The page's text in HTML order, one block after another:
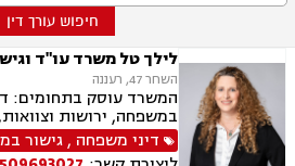
חיפוש עורך דין
לילך טל משרד עו"ד
השחר 47, רעננה
המשרד עוסק בתחומים:
במשפחה, ירושות
בציבור, אפוטרופסות,
גירושין, הורות חד מינית,
דיני משפחה ,גישור